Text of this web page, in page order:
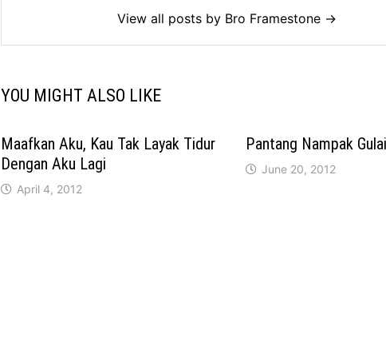
View all posts by Bro Framestone →
YOU MIGHT ALSO LIKE
Maafkan Aku, Kau Tak Layak Tidur
Dengan Aku Lagi
April 4, 2012
Pantang Nampak
June 20, 2012